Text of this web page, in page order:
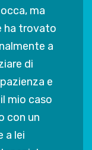
avremo
a
e